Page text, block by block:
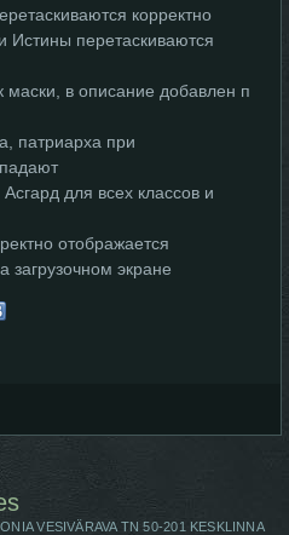
корректно
Истины перетаскиваются
в описание добавлен п
патриарха при
для всех классов и
отображается
загрузочном экране
VESIVÄRAVA TN 50-201 KESKLINNA